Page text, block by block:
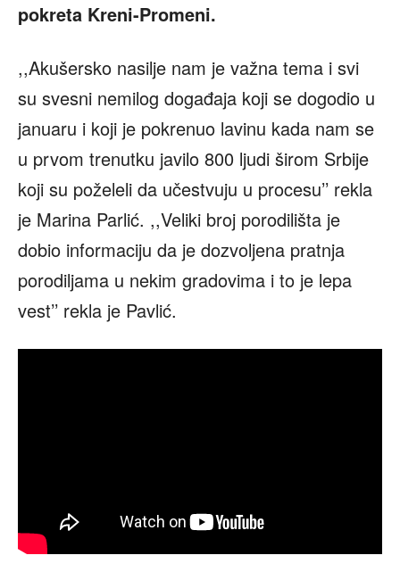
pokreta Kreni-Promeni.
,,Akušersko nasilje nam je važna tema i svi
su svesni nemilog događaja koji se dogodio u
januaru i koji je pokrenuo lavinu kada nam se
u prvom trenutku javilo 800 ljudi širom Srbije
koji su poželeli da učestvuju u procesu’’ rekla
je Marina Parlić. ,,Veliki broj porodilišta je
dobio informaciju da je dozvoljena pratnja
porodiljama u nekim gradovima i to je lepa
vest’’ rekla je Pavlić.